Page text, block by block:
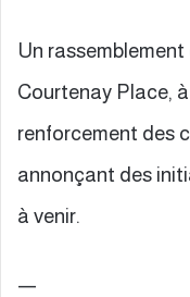
Un
Courtenay Place,
renforcement des
annonçant des
à venir.
—